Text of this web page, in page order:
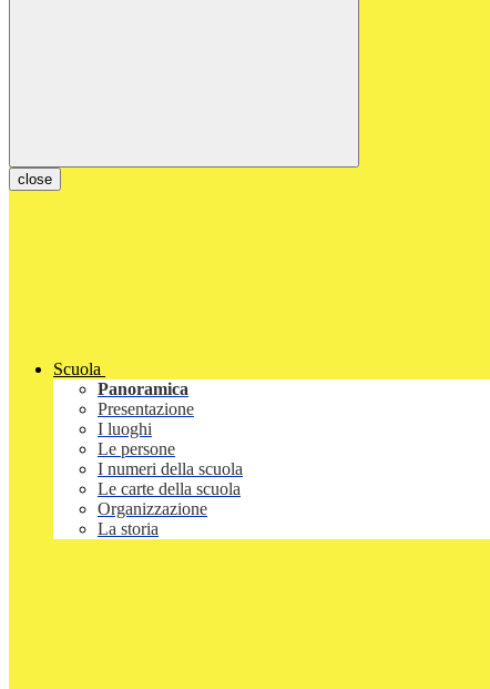
close
Scuola
Panoramica
Presentazione
I luoghi
Le persone
I numeri della scuola
Le carte della scuola
Organizzazione
La storia